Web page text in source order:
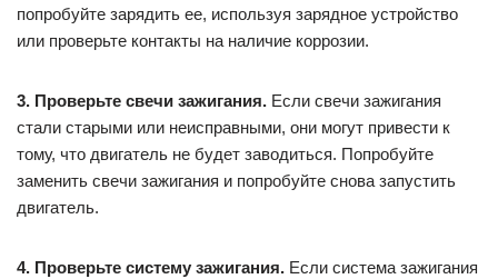
попробуйте зарядить ее, используя зарядное устройство
или проверьте контакты на наличие коррозии.
3. Проверьте свечи зажигания. Если свечи зажигания
стали старыми или неисправными, они могут привести к
тому, что двигатель не будет заводиться. Попробуйте
заменить свечи зажигания и попробуйте снова запустить
двигатель.
4. Проверьте систему зажигания. Если система зажигания